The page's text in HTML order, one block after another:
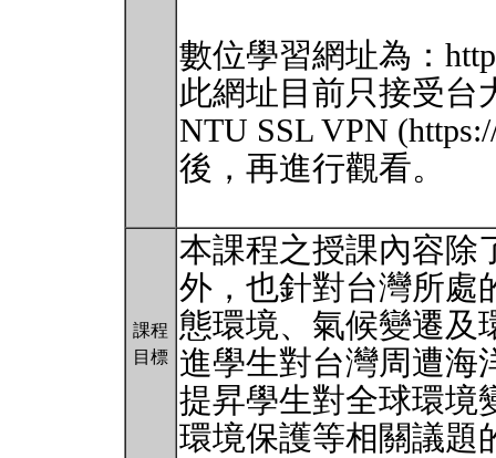
數位學習網址為：
此網址目前只接受台
NTU SSL VPN
後，再進行觀看。
課程
目標
本課程之授課內容除
外，也針對台灣所處
態環境、氣候變遷及
進學生對台灣周遭海
提昇學生對全球環境
環境保護等相關議